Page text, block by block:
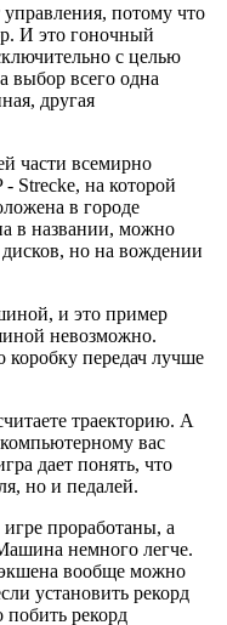
потому что
И это гоночный
с целью
выбор всего одна
другая
части всемирно
Strecke, на которой
в городе
в названии, можно
но на вождении
и это пример
невозможно.
коробку передач лучше
траекторию. А
вас
дает понять, что
но и педалей.
проработаны, а
немного легче.
экшена вообще можно
установить рекорд
рекорд